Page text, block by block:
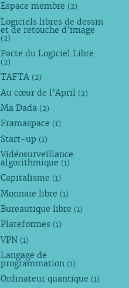
Espace membre (2)
Logiciels libres de dessin
et de retouche d’image
(2)
Pacte du Logiciel Libre
(2)
TAFTA (2)
Au cœur de l’April (2)
Ma Dada (2)
Framaspace (1)
Start-up (1)
Vidéosurveillance
algorithmique (1)
Capitalisme (1)
Monnaie libre (1)
Bureautique libre (1)
Plateformes (1)
VPN (1)
Langage de
programmation (1)
Ordinateur quantique (1)